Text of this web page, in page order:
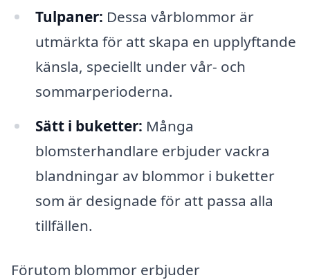
Tulpaner: Dessa vårblommor är
utmärkta för att skapa en upplyftande
känsla, speciellt under vår- och
sommarperioderna.
Sätt i buketter: Många
blomsterhandlare erbjuder vackra
blandningar av blommor i buketter
som är designade för att passa alla
tillfällen.
Förutom blommor erbjuder